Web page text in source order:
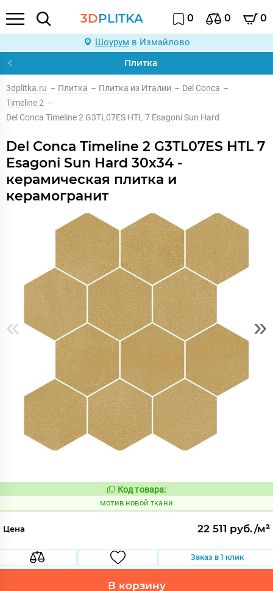
3DPLITKA 0 0 0
Шоурум в Измайлово
Плитка
3dplitka.ru – Плитка – Плитка из Италии – Del Conca –
Timeline 2 –
Del Conca Timeline 2 G3TL07ES HTL 7 Esagoni Sun Hard
Del Conca Timeline 2 G3TL07ES HTL 7
Esagoni Sun Hard 30x34 -
керамическая плитка и
керамогранит
« »
Код:
1039480
Код товара:
мотив новой ткани
Цена 22 511 руб./м²
Заказ в 1 клик
В корзину